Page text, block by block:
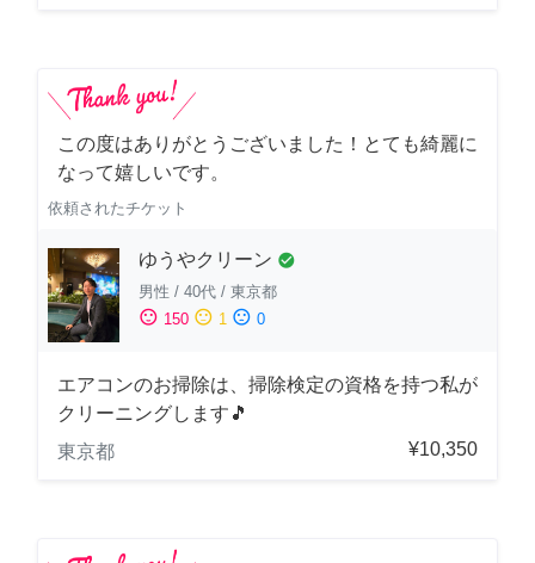
この度はありがとうございました！とても綺麗に
なって嬉しいです。
依頼されたチケット
ゆうやクリーン check_circle
男性 / 40代 / 東京都
sentiment_satisfied 150 sentiment_neutral 1 sentiment_dissatisfied 0
エアコンのお掃除は、掃除検定の資格を持つ私が
クリーニングします🎵
東京都
¥10,350